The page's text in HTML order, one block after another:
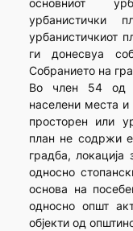
основниот
урбанистички
урбанистичкиот
ги донесвуа
Собранието на
Во член 54 од
населени места
просторен или
план не содржи
градба, локација
односно
основа на
односно општ
објекти од